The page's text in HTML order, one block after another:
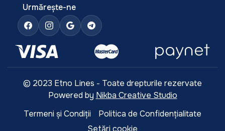
Urmărește-ne
© 2023 Etno Lines - Toate drepturile rezervate
Powered by Nikba Creative Studio
Termeni și Condiții
Politica de Confidențialitate
Setări cookie